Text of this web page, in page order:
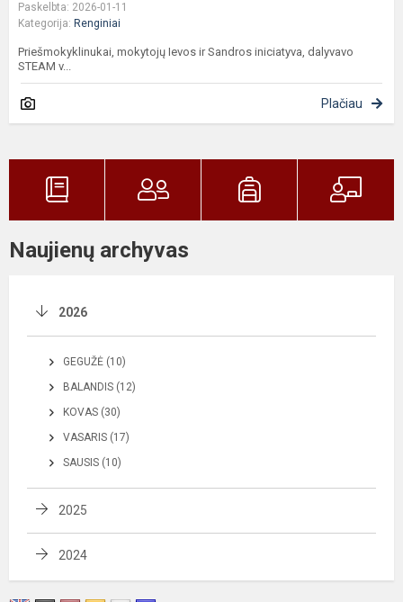
Paskelbta: 2026-01-11
Kategorija: Renginiai
Priešmokyklinukai, mokytojų Ievos ir Sandros iniciatyva, dalyvavo
STEAM v...
Plačiau
Naujienų archyvas
2026
GEGUŽĖ (10)
BALANDIS (12)
KOVAS (30)
VASARIS (17)
SAUSIS (10)
2025
2024